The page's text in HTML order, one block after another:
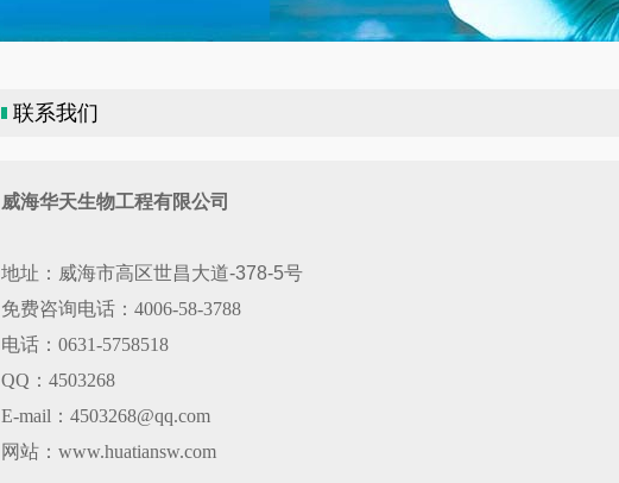
联系我们
威海华天生物工程有限公司
地址： 威海市高区世昌大道-378-5号
免费咨询电话：4006-58-3788
电话：0631-5758518
QQ：4503268
E-mail：4503268@qq.com
网站：www.huatiansw.com